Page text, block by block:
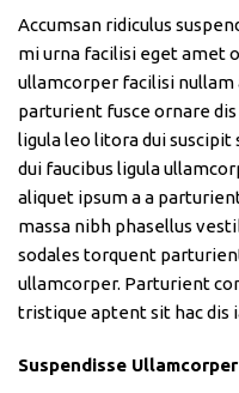
Accumsan ridiculus
mi urna facilisi eget amet
ullamcorper facilisi nullam
parturient fusce ornare
ligula leo litora dui
dui faucibus ligula
aliquet ipsum a a
massa nibh phasellus
sodales torquent
ullamcorper. Parturient
tristique aptent sit hac dis
Suspendisse